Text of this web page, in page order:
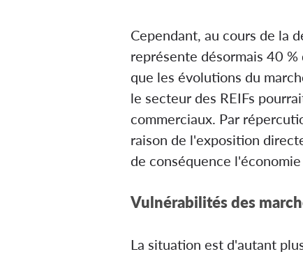
Cependant, au cours de la
représente désormais 40
que les évolutions du
le secteur des REIFs
commerciaux. Par
raison de l'exposition
de conséquence
Vulnérabilités des
La situation est d'autant